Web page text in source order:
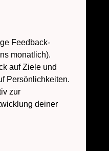
Feedback-
monatlich).
auf Ziele und
Persönlichkeiten.
zur
deiner